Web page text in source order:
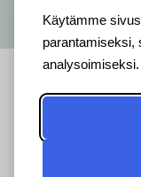
Käytämme
parantamiseksi,
analysoimiseksi.